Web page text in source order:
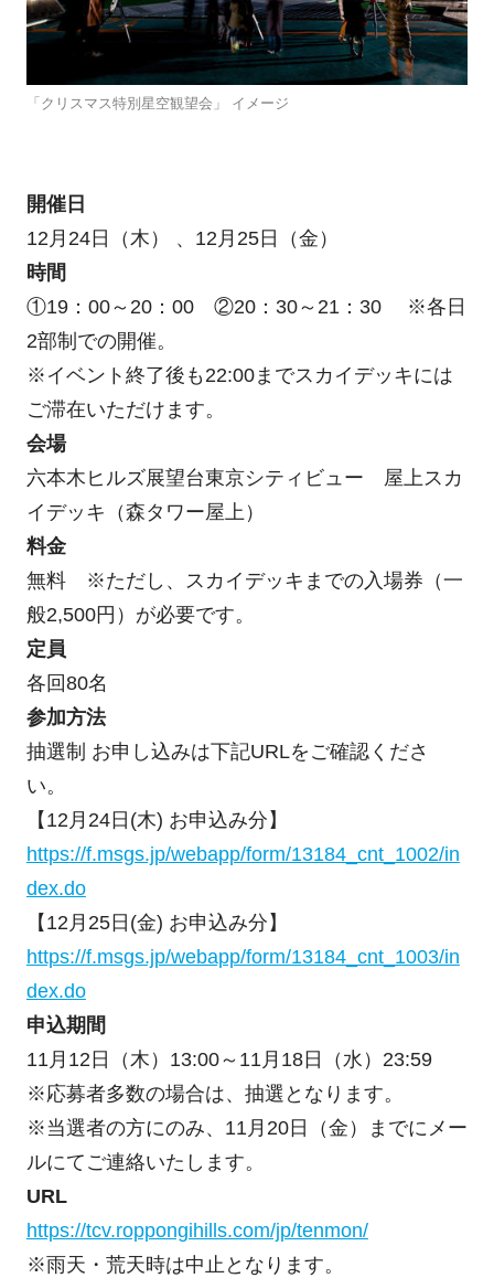
「クリスマス特別星空観望会」 イメージ
開催日
12月24日（木） 、12月25日（金）
時間
①19：00～20：00 ②20：30～21：30 ※各日
2部制での開催。
※イベント終了後も22:00までスカイデッキには
ご滞在いただけます。
会場
六本木ヒルズ展望台東京シティビュー 屋上スカ
イデッキ（森タワー屋上）
料金
無料 ※ただし、スカイデッキまでの入場券（一
般2,500円）が必要です。
定員
各回80名
参加方法
抽選制 お申し込みは下記URLをご確認くださ
い。
【12月24日(木) お申込み分】
https://f.msgs.jp/webapp/form/13184_cnt_1002/in
dex.do
【12月25日(金) お申込み分】
https://f.msgs.jp/webapp/form/13184_cnt_1003/in
dex.do
申込期間
11月12日（木）13:00～11月18日（水）23:59
※応募者多数の場合は、抽選となります。
※当選者の方にのみ、11月20日（金）までにメー
ルにてご連絡いたします。
URL
https://tcv.roppongihills.com/jp/tenmon/
※雨天・荒天時は中止となります。